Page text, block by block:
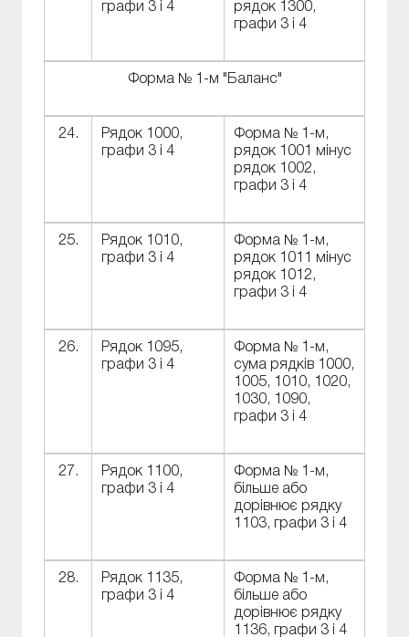
графи 3 і 4
рядок 1300,
графи 3 і 4
Форма № 1-м "Баланс"
24.
Рядок 1000,
графи 3 і 4
Форма № 1-м,
рядок 1001 мінус
рядок 1002,
графи 3 і 4
25.
Рядок 1010,
графи 3 і 4
Форма № 1-м,
рядок 1011 мінус
рядок 1012,
графи 3 і 4
26.
Рядок 1095,
графи 3 і 4
Форма № 1-м,
сума рядків 1000,
1005, 1010, 1020,
1030, 1090,
графи 3 і 4
27.
Рядок 1100,
графи 3 і 4
Форма № 1-м,
більше або
дорівнює рядку
1103, графи 3 і 4
28.
Рядок 1135,
графи 3 і 4
Форма № 1-м,
більше або
дорівнює рядку
1136, графи 3 і 4